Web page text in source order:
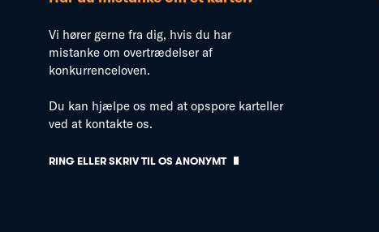
Vi hører gerne fra dig, hvis du har
mistanke om overtrædelser af
konkurrenceloven.
Du kan hjælpe os med at opspore karteller
ved at kontakte os.
RING ELLER SKRIV TIL OS ANONYMT